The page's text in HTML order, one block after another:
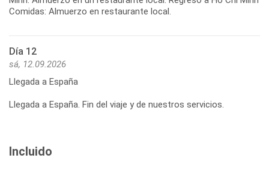
Comidas: Almuerzo en restaurante local.
Día 12
sá, 12.09.2026
Llegada a España
Llegada a España. Fin del viaje y de nuestros servicios.
Incluido